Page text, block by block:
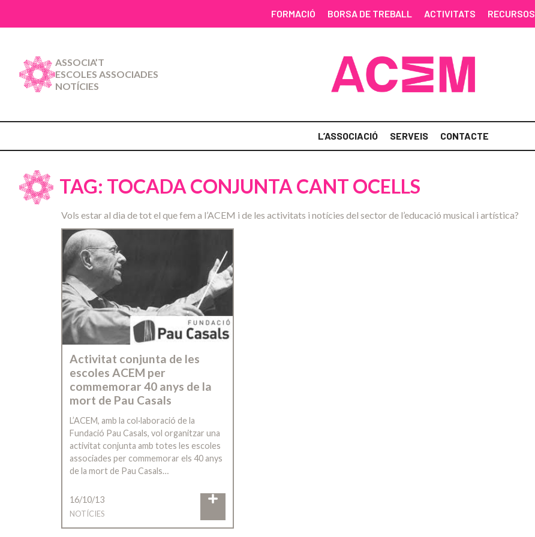
FORMACIÓ BORSA DE TREBALL ACTIVITATS RECURSOS
ASSOCIA’T
ESCOLES ASSOCIADES
NOTÍCIES
L’ASSOCIACIÓ SERVEIS CONTACTE
TAG: TOCADA CONJUNTA CANT OCELLS
Vols estar al dia de tot el que fem a l’ACEM i de les activitats i notícies del sector de l’educació musical i artística?
Activitat conjunta de les
escoles ACEM per
commemorar 40 anys de la
mort de Pau Casals
L’ACEM, amb la col·laboració de la
Fundació Pau Casals, vol organitzar una
activitat conjunta amb totes les escoles
associades per commemorar els 40 anys
de la mort de Pau Casals…
16/10/13
NOTÍCIES